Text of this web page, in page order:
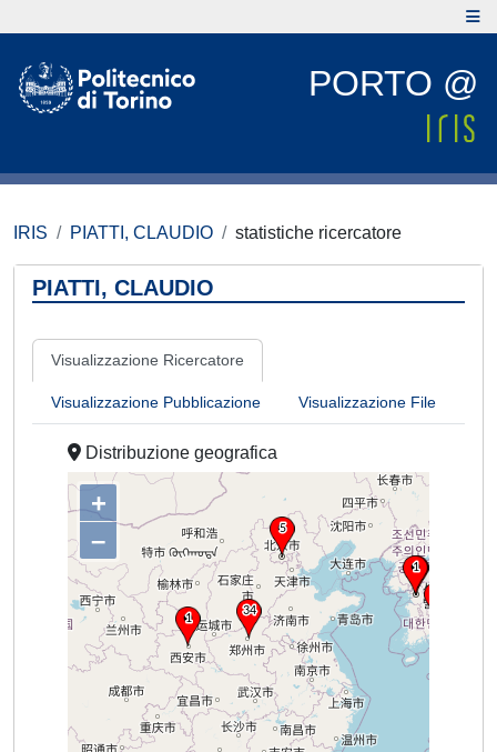
PORTO @
IRIS PIATTI, CLAUDIO statistiche ricercatore
PIATTI, CLAUDIO
Visualizzazione Ricercatore
Visualizzazione Pubblicazione Visualizzazione File
Distribuzione geografica
+
–